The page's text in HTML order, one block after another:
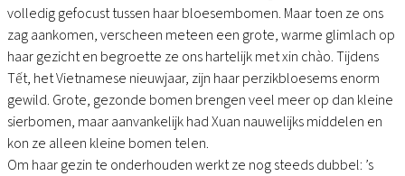
volledig gefocust tussen haar bloesembomen. Maar toen ze ons
zag aankomen, verscheen meteen een grote, warme glimlach op
haar gezicht en begroette ze ons hartelijk met xin chào. Tijdens
Tết, het Vietnamese nieuwjaar, zijn haar perzikbloesems enorm
gewild. Grote, gezonde bomen brengen veel meer op dan kleine
sierbomen, maar aanvankelijk had Xuan nauwelijks middelen en
kon ze alleen kleine bomen telen.
Om haar gezin te onderhouden werkt ze nog steeds dubbel: ’s